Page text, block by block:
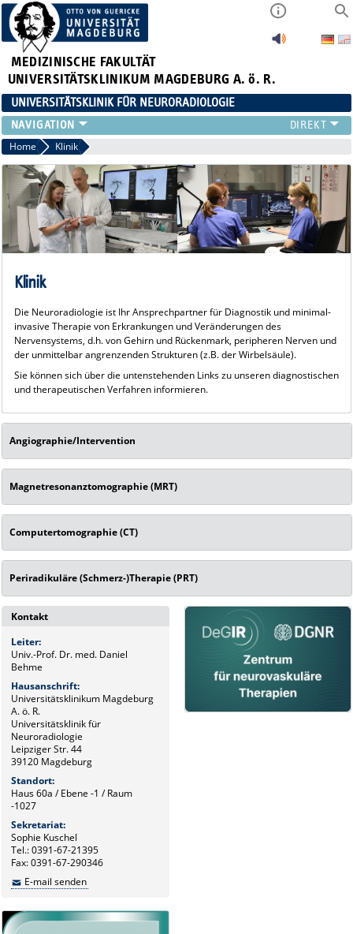
MEDIZINISCHE FAKULTÄT
UNIVERSITÄTSKLINIKUM MAGDEBURG A. ö. R.
UNIVERSITÄTSKLINIK FÜR NEURORADIOLOGIE
KLINIK
NEUVANET SAN
ZUWEISER*INNEN/PATIENT*INNEN
TEAM
FORSCHUNG
LEHRE
Home Klinik
Klinik
Die Neuroradiologie ist Ihr Ansprechpartner für Diagnostik und minimal-
invasive Therapie von Erkrankungen und Veränderungen des
Nervensystems, d.h. von Gehirn und Rückenmark, peripheren Nerven und
der unmittelbar angrenzenden Strukturen (z.B. der Wirbelsäule).
Sie können sich über die untenstehenden Links zu unseren diagnostischen
und therapeutischen Verfahren informieren.
Angiographie/Intervention
Magnetresonanztomographie (MRT)
Computertomographie (CT)
Periradikuläre (Schmerz-)Therapie (PRT)
Kontakt
Leiter:
Univ.-Prof. Dr. med. Daniel
Behme
Hausanschrift:
Universitätsklinikum Magdeburg
A. ö. R.
Universitätsklinik für
Neuroradiologie
Leipziger Str. 44
39120 Magdeburg
Standort:
Haus 60a / Ebene -1 / Raum
-1027
Sekretariat:
Sophie Kuschel
Tel.: 0391-67-21395
Fax: 0391-67-290346
E-mail senden